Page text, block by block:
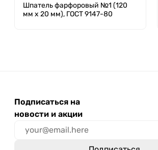
Шпатель фарфоровый №1 (120
мм х 20 мм), ГОСТ 9147-80
Подписаться на
новости и акции